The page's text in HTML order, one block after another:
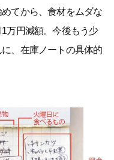
てから、食材をムダな
万円減額。今後もう少
、在庫ノートの具体的